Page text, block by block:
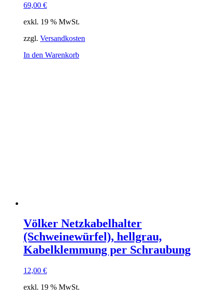
69,00 €
exkl. 19 % MwSt.
zzgl. Versandkosten
In den Warenkorb
Völker Netzkabelhalter
(Schweinewürfel), hellgrau,
Kabelklemmung per Schraubung
12,00 €
exkl. 19 % MwSt.